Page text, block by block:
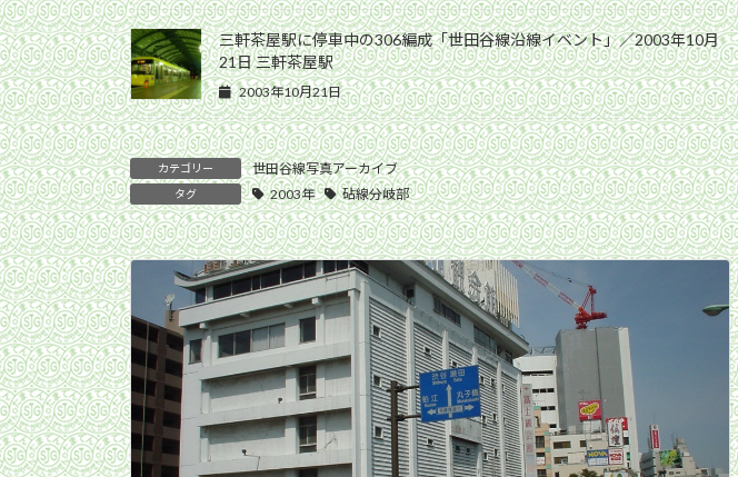
三軒茶屋駅に停車中の306編成「世田谷線沿線イベント」／2003年10月
21日 三軒茶屋駅
2003年10月21日
カテゴリー 世田谷線写真アーカイブ
タグ 2003年 砧線分岐部